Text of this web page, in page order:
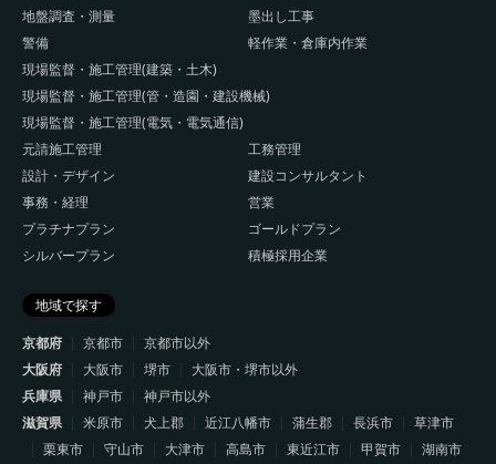
地盤調査・測量
墨出し工事
警備
軽作業・倉庫内作業
現場監督・施工管理(建築・土木)
現場監督・施工管理(管・造園・建設機械)
現場監督・施工管理(電気・電気通信)
元請施工管理
工務管理
設計・デザイン
建設コンサルタント
事務・経理
営業
プラチナプラン
ゴールドプラン
シルバープラン
積極採用企業
地域で探す
京都府
京都市
京都市以外
大阪府
大阪市 堺市
大阪市・堺市以外
兵庫県
神戸市
神戸市以外
滋賀県
米原市 犬上郡 近江八幡市 蒲生郡 長浜市
草津市
栗東市
守山市 大津市 高島市 東近江市 甲賀市
湖南市